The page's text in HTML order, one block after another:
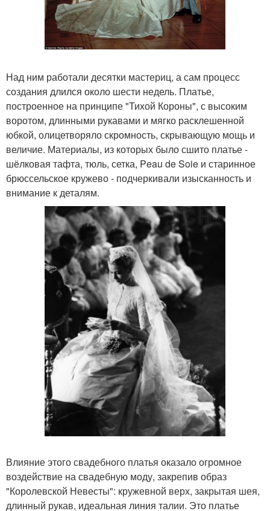
Над ним работали десятки мастериц, а сам процесс
создания длился около шести недель. Платье,
построенное на принципе "Тихой Короны", с высоким
воротом, длинными рукавами и мягко расклешенной
юбкой, олицетворяло скромность, скрывающую мощь и
величие. Материалы, из которых было сшито платье -
шёлковая тафта, тюль, сетка, Peau de Soie и старинное
брюссельское кружево - подчеркивали изысканность и
внимание к деталям.
Влияние этого свадебного платья оказало огромное
воздействие на свадебную моду, закрепив образ
"Королевской Невесты": кружевной верх, закрытая шея,
длинный рукав, идеальная линия талии. Это платье